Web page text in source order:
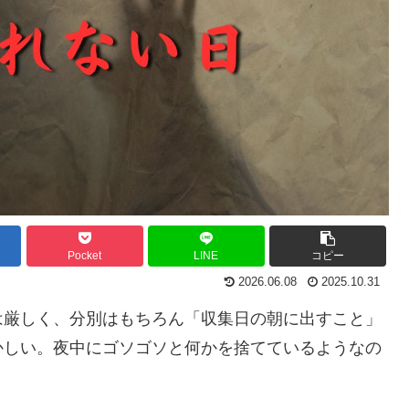
Pocket LINE コピー
2026.06.08 2025.10.31
しく、分別はもちろん「収集日の朝に出すこと」
い。夜中にゴソゴソと何かを捨てているようなの